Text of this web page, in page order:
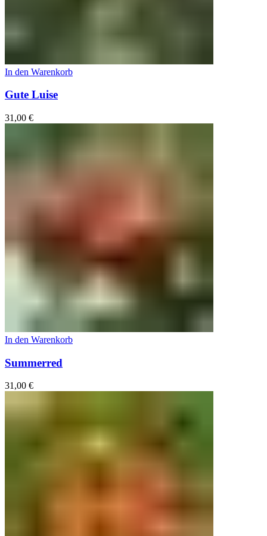
In den Warenkorb
Gute Luise
31,00 €
In den Warenkorb
Summerred
31,00 €